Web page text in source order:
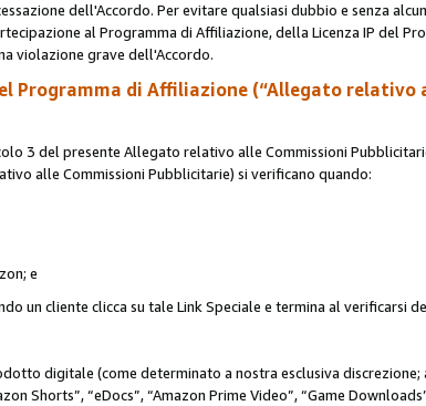
dell'Accordo. Per evitare qualsiasi dubbio e senza
al Programma di Affiliazione, della Licenza IP del
violazione grave dell'Accordo.
Programma di Affiliazione (“Allegato relativo
3 del presente Allegato relativo alle Commissioni
alle Commissioni Pubblicitarie) si verificano quando:
e
un cliente clicca su tale Link Speciale e termina al verificarsi
digitale (come determinato a nostra esclusiva
Shorts”, “eDocs”, “Amazon Prime Video”, “Game